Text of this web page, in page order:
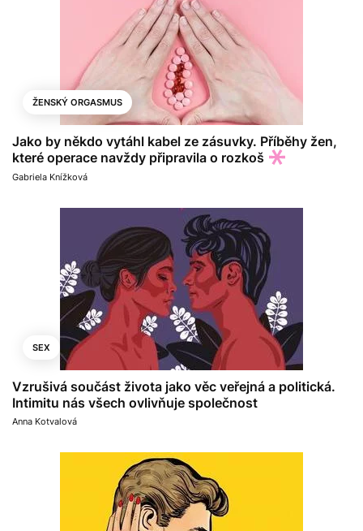
ŽENSKÝ ORGASMUS
Jako by někdo vytáhl kabel ze zásuvky. Příběhy žen,
které operace navždy připravila o rozkoš
Gabriela Knížková
SEX
Vzrušivá součást života jako věc veřejná a politická.
Intimitu nás všech ovlivňuje společnost
Anna Kotvalová